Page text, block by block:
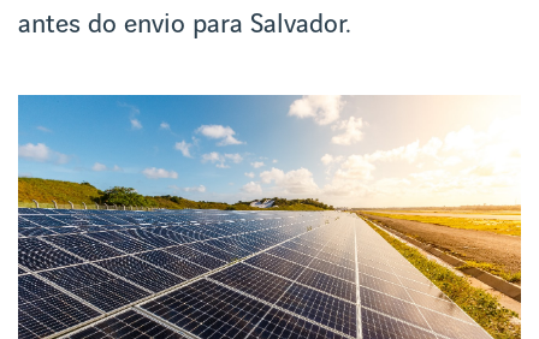
antes do envio para Salvador.